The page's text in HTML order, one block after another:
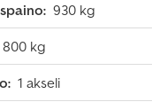
930 kg
800 kg
1 akseli